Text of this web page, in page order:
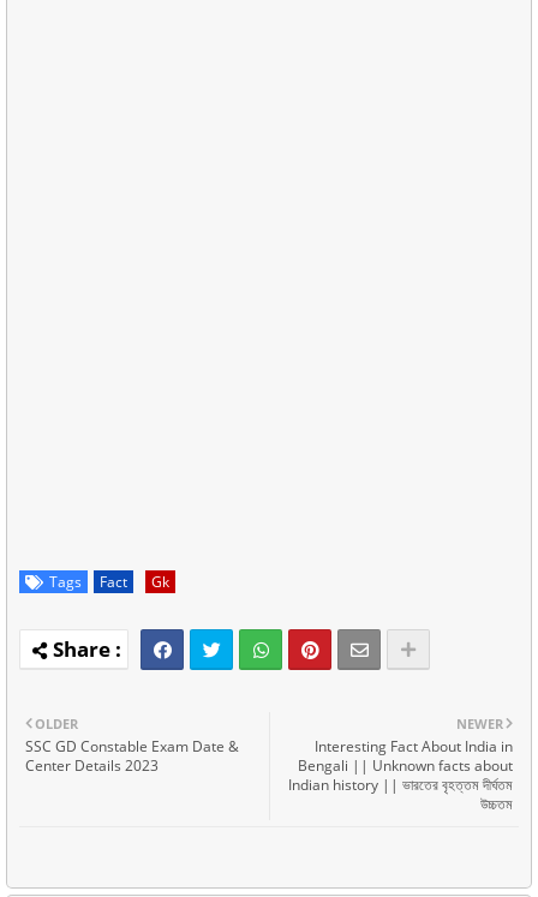
Tags Fact Gk
NEWER
Interesting Fact About India in
Bengali || Unknown facts about
Indian history || ভারতের বৃহত্তম দীর্ঘতম
উচ্চতম
OLDER
SSC GD Constable Exam Date &
Center Details 2023